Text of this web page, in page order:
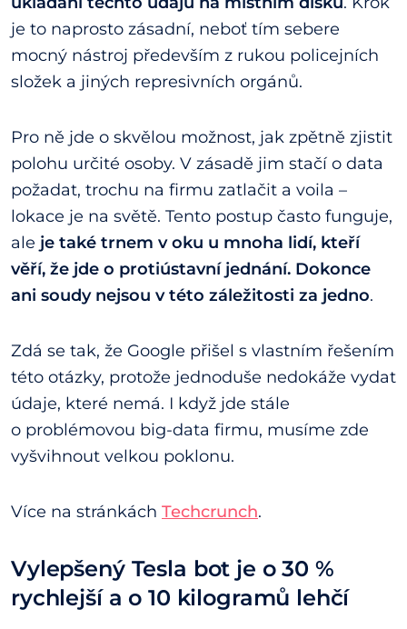
je to naprosto zásadní, neboť tím sebere
mocný nástroj především z rukou policejních
složek a jiných represivních orgánů.
Pro ně jde o skvělou možnost, jak zpětně zjistit
polohu určité osoby. V zásadě jim stačí o data
požadat, trochu na firmu zatlačit a voila –
lokace je na světě. Tento postup často funguje,
ale je také trnem v oku u mnoha lidí, kteří
věří, že jde o protiústavní jednání. Dokonce
ani soudy nejsou v této záležitosti za jedno.
Zdá se tak, že Google přišel s vlastním řešením
této otázky, protože jednoduše nedokáže vydat
údaje, které nemá. I když jde stále
o problémovou big-data firmu, musíme zde
vyšvihnout velkou poklonu.
Více na stránkách Techcrunch.
Vylepšený Tesla bot je o 30 %
rychlejší a o 10 kilogramů lehčí